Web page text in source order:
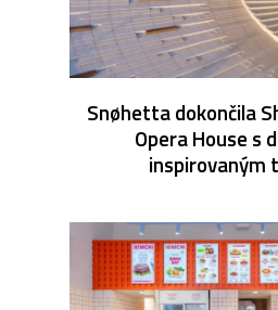
Snøhetta dokončila
Opera House s
inspirovaným